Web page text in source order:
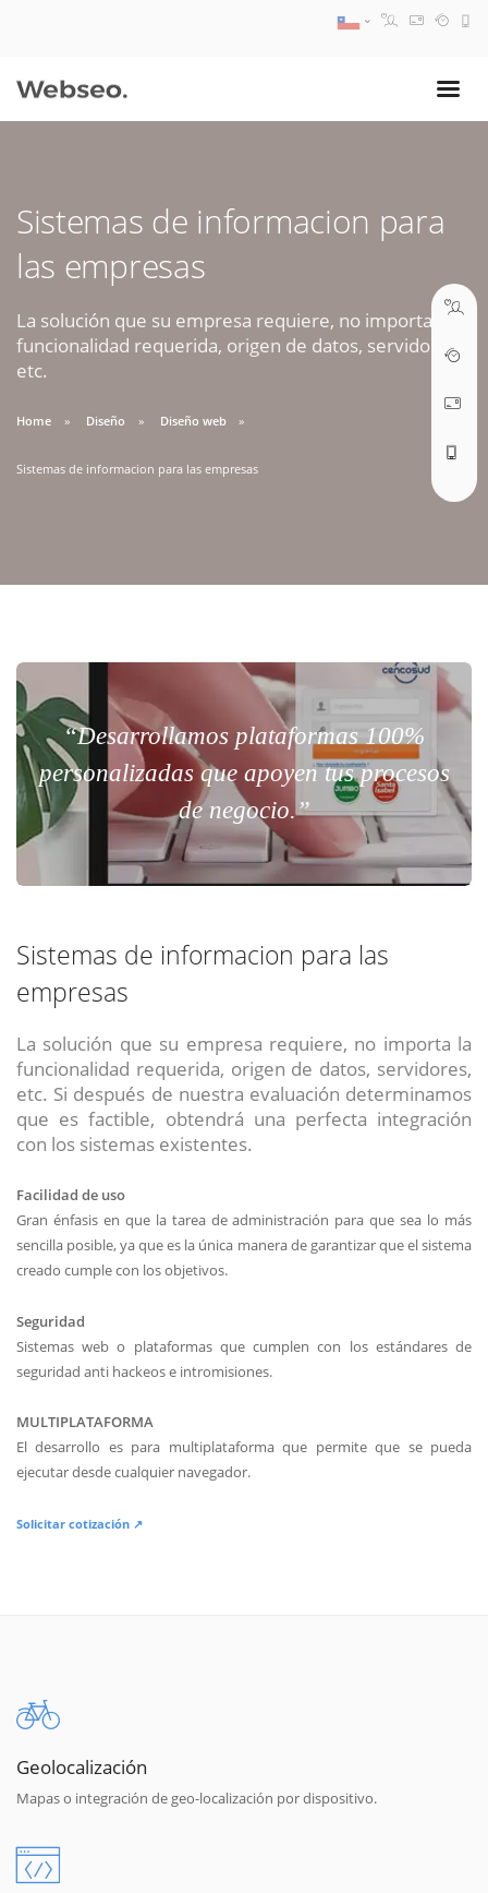
Sistemas de informacion para
las empresas
La solución que su empresa requiere, no importa la
funcionalidad requerida, origen de datos, servidores,
etc.
Home Diseño Diseño web
Sistemas de informacion para las empresas
“Desarrollamos plataformas 100%
personalizadas que apoyen tus procesos
de negocio.”
Sistemas de informacion para las
empresas
La solución que su empresa requiere, no importa la
funcionalidad requerida, origen de datos, servidores,
etc. Si después de nuestra evaluación determinamos
que es factible, obtendrá una perfecta integración
con los sistemas existentes.
Facilidad de uso
Gran énfasis en que la tarea de administración para que sea lo más
sencilla posible, ya que es la única manera de garantizar que el sistema
creado cumple con los objetivos.
Seguridad
Sistemas web o plataformas que cumplen con los estándares de
seguridad anti hackeos e intromisiones.
MULTIPLATAFORMA
El desarrollo es para multiplataforma que permite que se pueda
ejecutar desde cualquier navegador.
Solicitar cotización ↗
Geolocalización
Mapas o integración de geo-localización por dispositivo.
09:30 AM A 18:30 PM
soporte@webseo.cl